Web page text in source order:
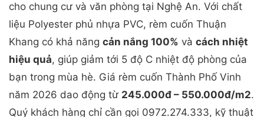
cho chung cư và văn phòng tại Nghệ An. Với chất
liệu Polyester phủ nhựa PVC, rèm cuốn Thuận
Khang có khả năng cản nắng 100% và cách nhiệt
hiệu quả, giúp giảm tới 5 độ C nhiệt độ phòng của
bạn trong mùa hè. Giá rèm cuốn Thành Phố Vinh
năm 2026 dao động từ 245.000đ – 550.000đ/m2.
Quý khách hàng chỉ cần gọi 0972.274.333, kỹ thuật